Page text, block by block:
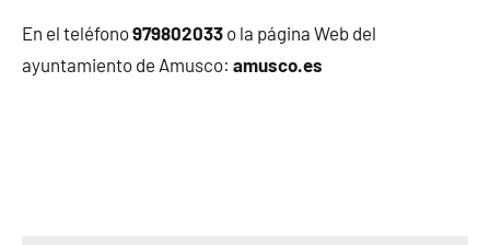
En el teléfono979802033 o la página Web del
ayuntamiento de Amusco: amusco.es